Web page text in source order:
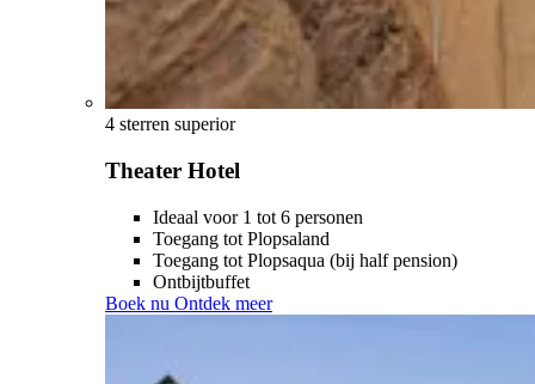
4 sterren superior
Theater Hotel
Ideaal voor 1 tot 6 personen
Toegang tot Plopsaland
Toegang tot Plopsaqua (bij half pension)
Ontbijtbuffet
Boek nu Ontdek meer